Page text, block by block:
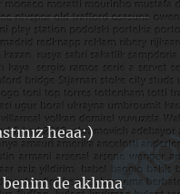
heaa:)
de aklıma